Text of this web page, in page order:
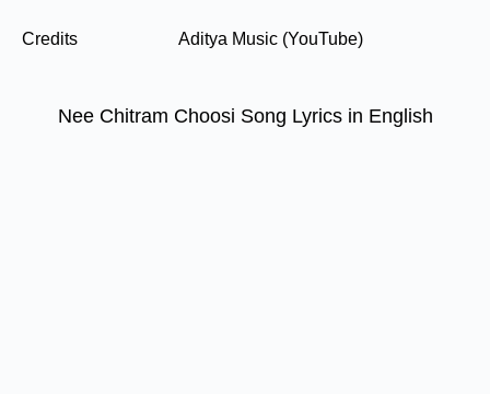
Credits Aditya Music (YouTube)
Nee Chitram Choosi Song Lyrics in English